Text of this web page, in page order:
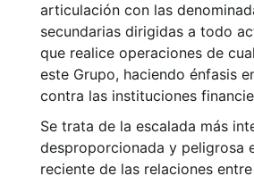
articulación con las
secundarias dirigidas a todo
que realice operaciones de
este Grupo, haciendo énfasis
contra las instituciones
Se trata de la escalada más
desproporcionada y peligrosa
reciente de las relaciones